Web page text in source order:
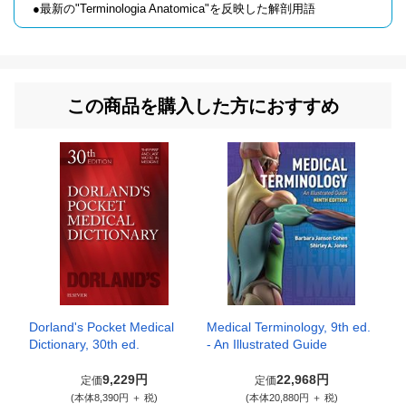
●最新の"Terminologia Anatomica"を反映した解剖用語
この商品を購入した方におすすめ
Dorland's Pocket Medical
Dictionary, 30th ed.
定価9,229円
(本体8,390円 ＋ 税)
Medical Terminology, 9th ed.
- An Illustrated Guide
定価22,968円
(本体20,880円 ＋ 税)